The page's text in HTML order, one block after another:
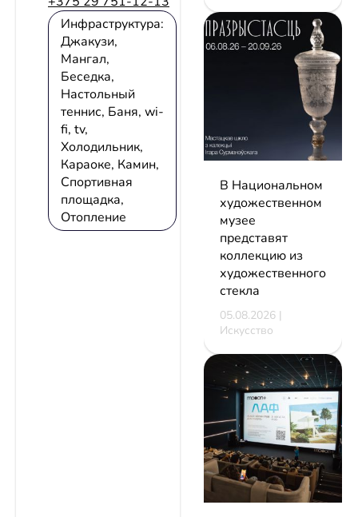
Инфраструктура:
Джакузи,
Мангал,
Беседка,
Настольный
теннис, Баня, wi-
fi, tv,
Холодильник,
Караоке, Камин,
Спортивная
площадка,
Отопление
В Национальном
художественном
музее
представят
коллекцию из
художественного
стекла
05.08.2026 |
Искусство